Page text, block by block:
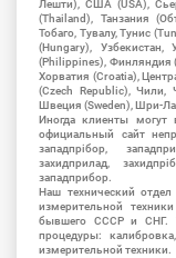
Лешти), США (USA),
(Thailand), Танзания
Тобаго, Тувалу, Тунис
(Hungary),
(Philippines), Финляндия
Хорватия (Croatia),
(Czech Republic), Чили,
Швеция (Sweden), Шри-
Иногда клиенты могут
официальный сайт
западпрібор,
захидприлад,
западприбор.
Наш технический
измерительной
бывшего СССР и СНГ.
процедуры:
измерительной техники.